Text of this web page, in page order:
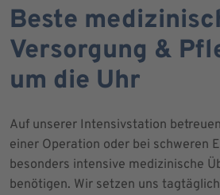
Beste
Versorgung &
um die Uhr
Auf unserer Intensivstation
einer Operation oder bei schweren
besonders intensive medizinische
benötigen. Wir setzen uns